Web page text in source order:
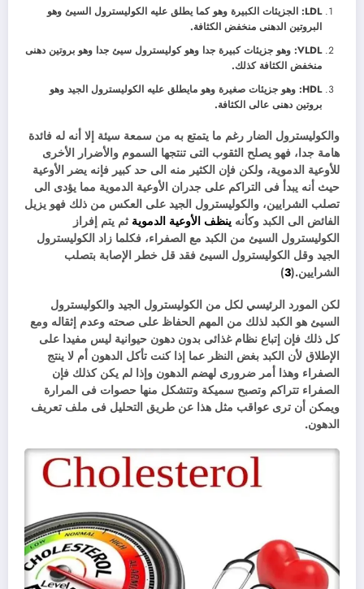
LDL: الجزيئات الكبيرة وهو كما يطلق عليه الكوليسترول السيئ وهو
البروتين الدهنى منخفض الكثافة.
VLDL: وهو جزيئات كبيرة جدا وهو كوليسترول سيئ جدا وهو بروتين دهنى
منخفض الكثافة كذلك.
HDL: وهو جزيئات صغيرة وهو مايطلق عليه الكوليسترول الجيد وهو
بروتين دهنى عالى الكثافة.
والكوليسترول الضار رغم ما يتمتع به من سمعة سيئة إلا أنه له فائدة
هامة جدا، فهو يصلح الثقوب التى تنتجها السموم والأضرار الأخرى
للأوعية الدموية، ولكن فإن الكثير منه الى حد كبير فإنه يضر الأوعية
حيث أنه يبدأ فى التراكم على جدران الأوعية الدموية مما يؤدى الى
تصلب الشرايين، والكوليسترول الجيد على العكس من ذلك فهو يزيل
الفائض الى الكبد وكأنه ينظف الأوعية الدموية ثم يتم إفراز
الكوليسترول السيئ من الكبد مع الصفراء، فكلما زاد الكوليسترول
الجيد وقل الكوليسترول السيئ فقد قل خطر الإصابة بتصلب
الشرايين.(3
)
لكن المورد الرئيسي لكل من الكوليسترول الجيد والكوليسترول
السيئ هو الكبد لذلك من المهم الحفاظ على صحته وعدم إثقاله ومع
كل ذلك فإن إتباع نظام غذائى بدون دهون حيوانية ليس مفيدا على
الإطلاق لأن الكبد بغض النظر عما إذا كنت تأكل الدهون أم لا ينتج
الصفراء وهذا أمر ضرورى لهضم الدهون وإذا لم يكن كذلك فإن
الصفراء تتراكم وتصبح سميكة وتتشكل منها حصوات فى المرارة
ويمكن أن ترى عواقب مثل هذا عن طريق التحليل فى ملف تعريف
الدهون.